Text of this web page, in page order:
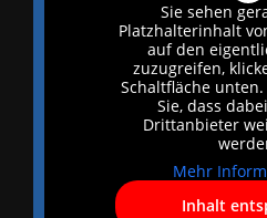
Sie sehen
Platzhalterinhalt
auf den
zuzugreifen,
Schaltfläche
Sie, dass
Drittanbieter
Mehr
Inhalt